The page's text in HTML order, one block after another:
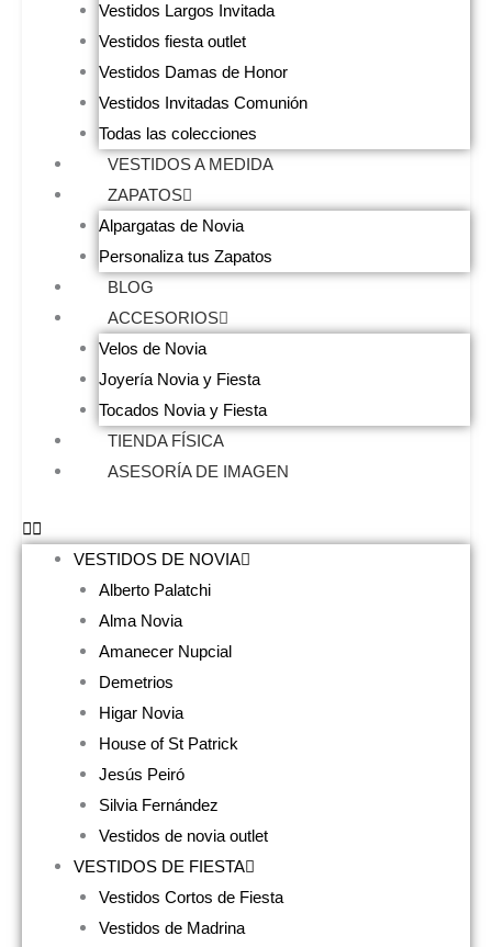
Vestidos Largos Invitada
Vestidos fiesta outlet
Vestidos Damas de Honor
Vestidos Invitadas Comunión
Todas las colecciones
VESTIDOS A MEDIDA
ZAPATOS
Alpargatas de Novia
Personaliza tus Zapatos
BLOG
ACCESORIOS
Velos de Novia
Joyería Novia y Fiesta
Tocados Novia y Fiesta
TIENDA FÍSICA
ASESORÍA DE IMAGEN
VESTIDOS DE NOVIA
Alberto Palatchi
Alma Novia
Amanecer Nupcial
Demetrios
Higar Novia
House of St Patrick
Jesús Peiró
Silvia Fernández
Vestidos de novia outlet
VESTIDOS DE FIESTA
Vestidos Cortos de Fiesta
Vestidos de Madrina